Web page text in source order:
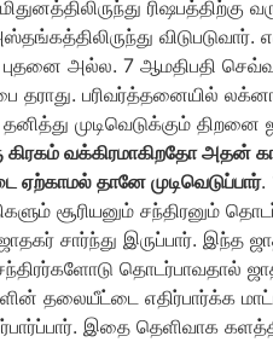
ரிஷபத்திற்கு
புதனை அல்ல. 7 ஆமதிபதி
தராது. பரிவர்த்தனையில்
முடிவெடுக்கும் திறனை
கிரகம் வக்கிரமாகிறதோ அதன்
ஏற்காமல் தானே முடிவெடுப்பார்.
சூரியனும் சந்திரனும்
சார்ந்து இருப்பார். இந்த
சந்திரர்களோடு தொடர்பாவதால்
தலையீட்டை எதிர்பார்க்க
இதை தெளிவாக